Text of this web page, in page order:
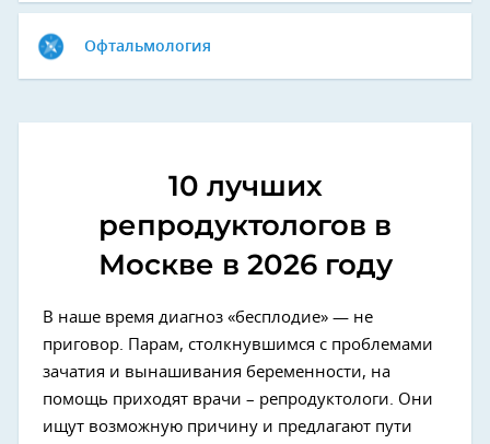
Офтальмология
10 лучших
репродуктологов в
Москве в 2026 году
В наше время диагноз «бесплодие» — не
приговор. Парам, столкнувшимся с проблемами
зачатия и вынашивания беременности, на
помощь приходят врачи – репродуктологи. Они
ищут возможную причину и предлагают пути